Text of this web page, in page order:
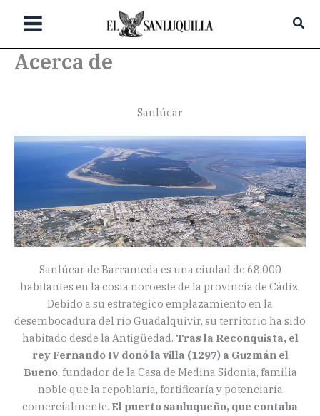
Acerca de
Sanlúcar
Sanlúcar de Barrameda es una ciudad de 68.000
habitantes en la costa noroeste de la provincia de Cádiz.
Debido a su estratégico emplazamiento en la
desembocadura del río Guadalquivir, su territorio ha sido
habitado desde la Antigüedad. Tras la Reconquista, el
rey Fernando IV donó la villa (1297) a Guzmán el
Bueno, fundador de la Casa de Medina Sidonia, familia
noble que la repoblaría, fortificaría y potenciaría
comercialmente. El puerto sanluqueño, que contaba